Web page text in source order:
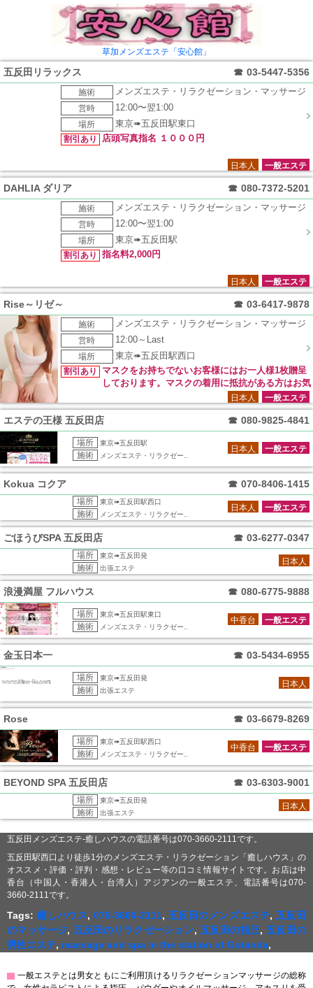
草加メンズエステ「安心館」
五反田リラックス ☎ 03-5447-5356
施術
メンズエステ・リラクゼーション・マッサージ
営時
12:00〜翌1:00
場所
東京➠五反田駅東口
割引あり
店頭写真指名 １０００円
一般エステ
日本人
DAHLIA ダリア ☎ 080-7372-5201
施術
メンズエステ・リラクゼーション・マッサージ
営時
12:00〜翌1:00
場所
東京➠五反田駅
割引あり
指名料2,000円
一般エステ
日本人
Rise～リゼ～ ☎ 03-6417-9878
施術
メンズエステ・リラクゼーション・マッサージ
営時
12:00～Last
場所
東京➠五反田駅西口
割引あり
マスクをお持ちでないお客様にはお一人様1枚贈呈
しております。マスクの着用に抵抗がある方はお気
軽にお申し付けください。 施術時にセラピストにマスクの着
用をご希望の方は、ご予約時にお気軽にお申し出ください。
一般エステ
日本人
エステの王様 五反田店 ☎ 080-9825-4841
場所 東京➠五反田駅
施術 メンズエステ・リラクゼー..
一般エステ
日本人
Kokua コクア ☎ 070-8406-1415
場所 東京➠五反田駅西口
施術 メンズエステ・リラクゼー..
一般エステ
日本人
ごほうびSPA 五反田店 ☎ 03-6277-0347
場所 東京➠五反田発
施術 出張エステ
日本人
浪漫満屋 フルハウス ☎ 080-6775-9888
場所 東京➠五反田駅東口
施術 メンズエステ・リラクゼー..
一般エステ
中香台
金玉日本一 ☎ 03-5434-6955
場所 東京➠五反田発
施術 出張エステ
日本人
Rose ☎ 03-6679-8269
場所 東京➠五反田駅西口
施術 メンズエステ・リラクゼー..
一般エステ
中香台
BEYOND SPA 五反田店 ☎ 03-6303-9001
場所 東京➠五反田発
施術 出張エステ
日本人
五反田メンズエステ-癒しハウスの電話番号は070-3660-2111です。
五反田駅西口より徒歩1分のメンズエステ・リラクゼーション「癒しハウス」の
オススメ・評価・評判・感想・レビュー等の口コミ情報サイトです。お店は中
香台（中国人・香港人・台湾人）アジアンの一般エステ、電話番号は070-
3660-2111です。
Tags: 癒しハウス,070-3660-2111, 五反田のメンズエステ, 五反田
のマッサージ, 五反田のリラクゼーション,五反田の指圧, 五反田の
男性エステ, massage and spa in the station of Gotanda,
▇ 一般エステとは男女ともにご利用頂けるリラクゼーションマッサージの総称